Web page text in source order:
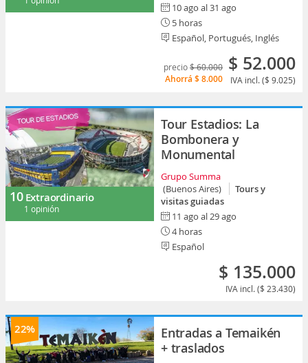
10 ago al 31 ago
5 horas
Español, Portugués, Inglés
precio$ 60.000
Ahorrá $ 8.000
$ 52.000
IVA incl. ($ 9.025)
10 Extraordinario
1 opinión
Tour Estadios: La
Bombonera y
Monumental
Grupo Summa
(Buenos Aires)
Tours y
visitas guiadas
11 ago al 29 ago
4 horas
Español
$ 135.000
IVA incl. ($ 23.430)
22%
Entradas a Temaikén
+ traslados